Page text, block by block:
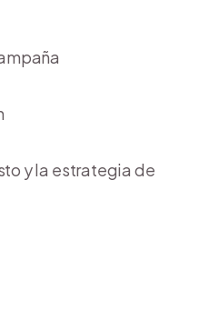
y la estrategia de